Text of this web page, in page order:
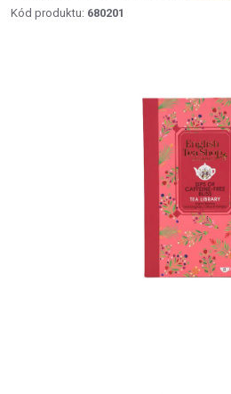
Kód produktu: 680201